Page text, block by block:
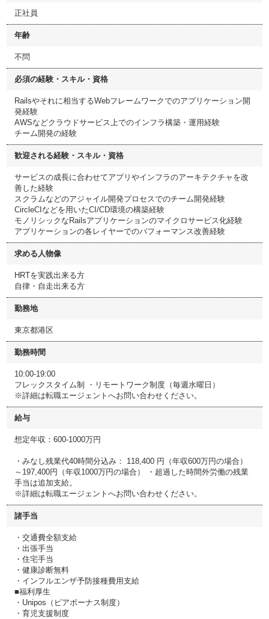
正社員
年齢
不問
必須の経験・スキル・資格
Railsやそれに相当するWebフレームワークでのアプリケーション開
発経験
AWSなどクラウドサービス上でのインフラ構築・運用経験
チーム開発の経験
歓迎される経験・スキル・資格
サービスの成長に合わせてアプリやインフラのアーキテクチャを改
善した経験
スクラムなどのアジャイル開発プロセスでのチーム開発経験
CircleCIなどを用いたCI/CD環境の構築経験
モノリシックなRailsアプリケーションのマイクロサービス化経験
アプリケーションの各レイヤーでのパフォーマンス改善経験
求める人物像
HRTを実践出来る方
自律・自走出来る方
勤務地
東京都港区
勤務時間
10:00-19:00
フレックスタイム制 ・リモートワーク制度（毎週水曜日）
※詳細は転職エージェントへお問い合わせください。
給与
想定年収：600-1000万円
・みなし残業代40時間分込み： 118,400 円（年収600万円の場合）
～197,400円（年収1000万円の場合） ・超過した時間外労働の残業
手当は追加支給。
※詳細は転職エージェントへお問い合わせください。
諸手当
・交通費全額支給
・出張手当
・住宅手当
・健康診断無料
・インフルエンザ予防接種費用支給
■福利厚生
・Unipos（ピアボーナス制度）
・育児支援制度